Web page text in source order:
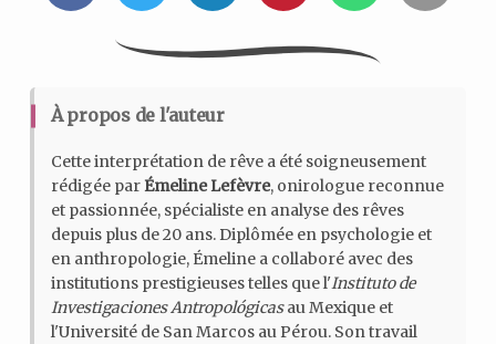
À propos de l'auteur
Cette interprétation de rêve a été soigneusement
rédigée parÉmeline Lefèvre, onirologue reconnue
et passionnée, spécialiste en analyse des rêves
depuis plus de 20 ans. Diplômée en psychologie et
en anthropologie, Émeline a collaboré avec des
institutions prestigieuses telles que l'Instituto de
Investigaciones Antropológicasau Mexique et
l'Université de San Marcos au Pérou. Son travail